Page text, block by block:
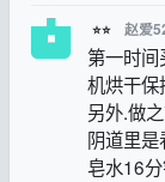
⭐⭐ 赵爱
第一时
机烘干
另外.做
阴道里
皂水16